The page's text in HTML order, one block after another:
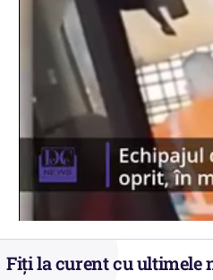
Fiți la curent cu ultimele